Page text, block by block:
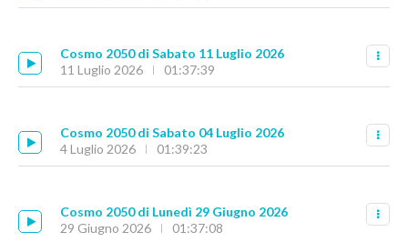
Cosmo 2050 di Sabato 11 Luglio 2026
11 Luglio 2026
01:37:39
Cosmo 2050 di Sabato 04 Luglio 2026
4 Luglio 2026
01:39:23
Cosmo 2050 di Lunedì 29 Giugno 2026
29 Giugno 2026
01:37:08